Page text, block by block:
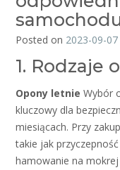
Posted on 2023-09-07
1. Rodzaje
Opony letnie Wybór
kluczowy dla
miesiącach. Przy
takie jak
hamowanie na